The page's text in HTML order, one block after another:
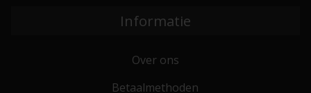
Informatie
Over ons
Betaalmethoden